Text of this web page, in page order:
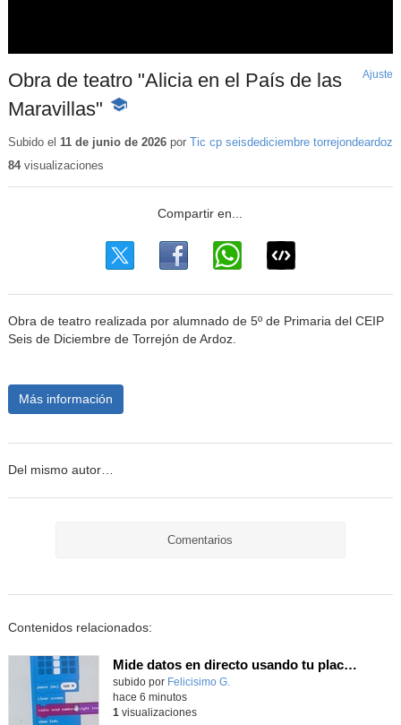
Obra de teatro "Alicia en el País de las
Maravillas"
-
educativo
Ajuste
Subido el 11 de junio de 2026por Tic cp seisdediciembre torrejondeardoz
84visualizaciones
Obra de teatro realizada por alumnado de 5º de Primaria del CEIP
Seis de Diciembre de Torrejón de Ardoz.
Más información
Del mismo autor…
Comentarios
Contenidos relacionados:
Mide datos en directo usando tu placa microbit y programando con MakeCode dos placas conectadas por radio
Contenido educativo.
subido por Felicisimo G.
hace 6 minutos
1 visualizaciones